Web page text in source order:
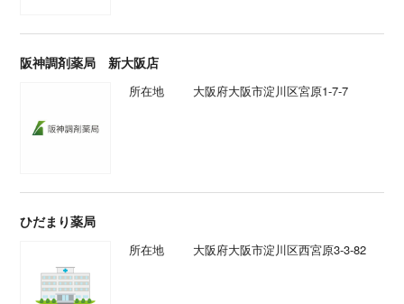
阪神調剤薬局 新大阪店
所在地 大阪府大阪市淀川区宮原1-7-7
ひだまり薬局
所在地 大阪府大阪市淀川区西宮原3-3-82